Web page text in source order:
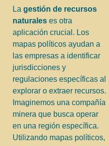
La gestión de recursos
naturales es otra
aplicación crucial. Los
mapas políticos ayudan a
las empresas a identificar
jurisdicciones y
regulaciones específicas al
explorar o extraer recursos.
Imaginemos una compañía
minera que busca operar
en una región específica.
Utilizando mapas políticos,